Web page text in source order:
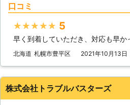
ってしま
みたいだ
に、末
す。 バ
任せください。 有馬
です。 外
しまい走
は、お気
い。 有馬株式会社は車のバッテリー
トラブル
私たちは
て、レッ
お任せいただ
口コミ
★★★★★ 5
早く到着していただき、対応も早か
北海道 札幌市豊平区 2021年10月13日
株式会社トラブルバスターズ